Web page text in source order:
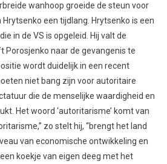
wanhoop groeide de steun voor
een tijdlang. Hrytsenko is een
in de VS is opgeleid. Hij valt de
Porosjenko naar de gevangenis te
wordt duidelijk in een recent
niet bang zijn voor autoritaire
die de menselijke waardigheid en
Het woord ‘autoritarisme’ komt van
zo stelt hij, “brengt het land
van economische ontwikkeling en
koekje van eigen deeg met het